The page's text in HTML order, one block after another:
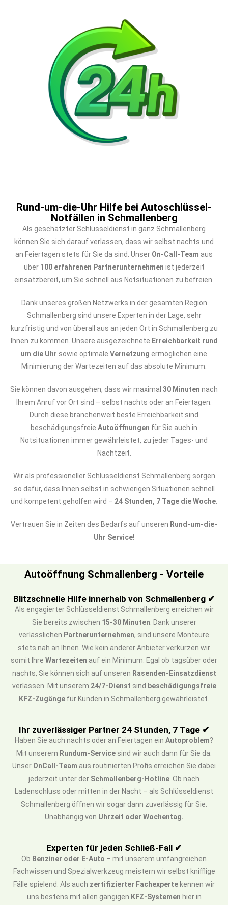
Rund-um-die-Uhr Hilfe bei Autoschlüssel-
Notfällen in Schmallenberg
Als geschätzter Schlüsseldienst in ganz Schmallenberg
können Sie sich darauf verlassen, dass wir selbst nachts und
an Feiertagen stets für Sie da sind. Unser On-Call-Team aus
über 100 erfahrenen Partnerunternehmen ist jederzeit
einsatzbereit, um Sie schnell aus Notsituationen zu befreien.
Dank unseres großen Netzwerks in der gesamten Region
Schmallenberg sind unsere Experten in der Lage, sehr
kurzfristig und von überall aus an jeden Ort in Schmallenberg zu
Ihnen zu kommen. Unsere ausgezeichnete Erreichbarkeit rund
um die Uhr sowie optimale Vernetzung ermöglichen eine
Minimierung der Wartezeiten auf das absolute Minimum.
Sie können davon ausgehen, dass wir maximal 30 Minuten nach
Ihrem Anruf vor Ort sind – selbst nachts oder an Feiertagen.
Durch diese branchenweit beste Erreichbarkeit sind
beschädigungsfreie Autoöffnungen für Sie auch in
Notsituationen immer gewährleistet, zu jeder Tages- und
Nachtzeit.
Wir als professioneller Schlüsseldienst Schmallenberg sorgen
so dafür, dass Ihnen selbst in schwierigen Situationen schnell
und kompetent geholfen wird – 24 Stunden, 7 Tage die Woche
Vertrauen Sie in Zeiten des Bedarfs auf unseren Rund-um-die-
Uhr Service!
Autoöffnung Schmallenberg - Vorteile
Blitzschnelle Hilfe innerhalb von Schmallenberg ✔
Als engagierter Schlüsseldienst Schmallenberg erreichen wir
Sie bereits zwischen 15-30 Minuten . Dank unserer
verlässlichen Partnerunternehmen, sind unsere Monteure
stets nah an Ihnen. Wie kein anderer Anbieter verkürzen wir
somit Ihre Wartezeiten auf ein Minimum. Egal ob tagsüber oder
nachts, Sie können sich auf unseren Rasenden-Einsatzdienst
verlassen. Mit unserem 24/7-Dienst sind beschädigungsfreie
KFZ-Zugänge für Kunden in Schmallenberg gewährleistet.
Ihr zuverlässiger Partner 24 Stunden, 7 Tage ✔
Haben Sie auch nachts oder an Feiertagen ein Autoproblem?
Mit unserem Rundum-Service sind wir auch dann für Sie da.
Unser OnCall-Team aus routinierten Profis erreichen Sie dabei
jederzeit unter der Schmallenberg-Hotline . Ob nach
Ladenschluss oder mitten in der Nacht – als Schlüsseldienst
Schmallenberg öffnen wir sogar dann zuverlässig für Sie.
Unabhängig von Uhrzeit oder Wochentag.
Experten für jeden Schließ-Fall ✔
Ob Benziner oder E-Auto – mit unserem umfangreichen
Fachwissen und Spezialwerkzeug meistern wir selbst knifflige
Fälle spielend. Als auch zertifizierter Fachexperte kennen wir
uns bestens mit allen gängigen KFZ-Systemen hier in